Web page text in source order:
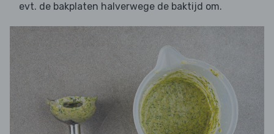
evt. de bakplaten halverwege de baktijd om.